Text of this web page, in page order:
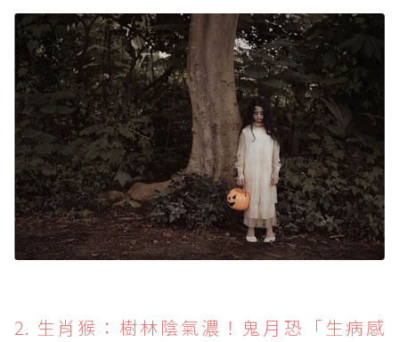
2. 生肖猴：樹林陰氣濃！鬼月恐「生病感